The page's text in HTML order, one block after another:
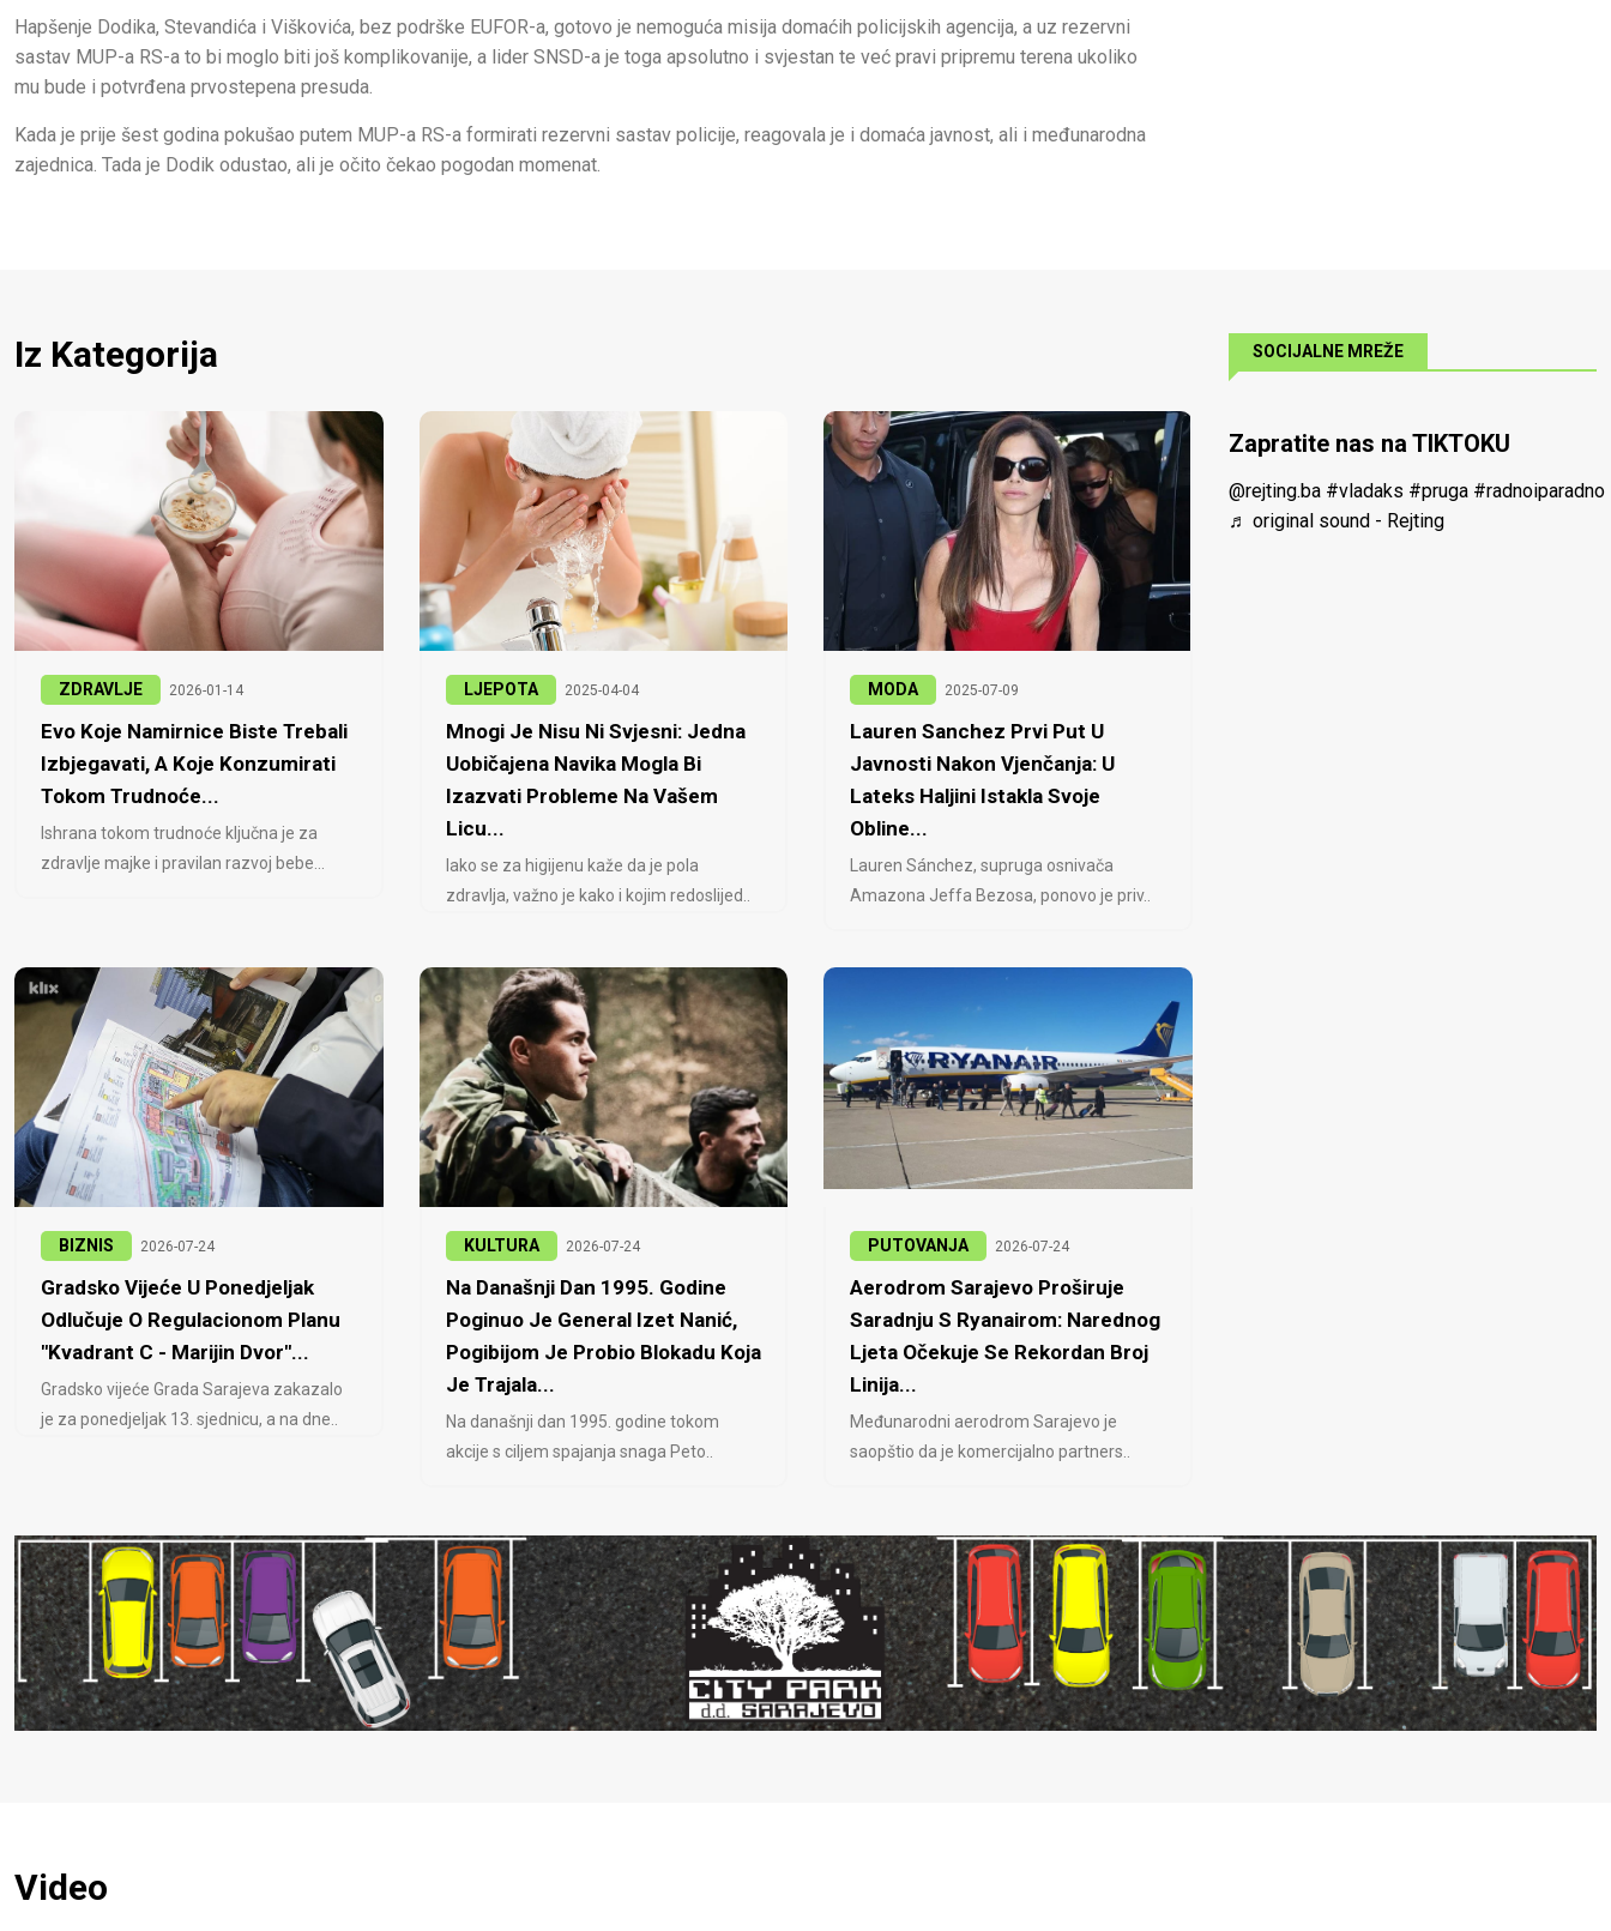
Hapšenje Dodika, Stevandića i Viškovića, bez podrške EUFOR-a, gotovo je nemoguća misija domaćih policijskih agencija, a uz rezervni
sastav MUP-a RS-a to bi moglo biti još komplikovanije, a lider SNSD-a je toga apsolutno i svjestan te već pravi pripremu terena ukoliko
mu bude i potvrđena prvostepena presuda.
Kada je prije šest godina pokušao putem MUP-a RS-a formirati rezervni sastav policije, reagovala je i domaća javnost, ali i međunarodna
zajednica. Tada je Dodik odustao, ali je očito čekao pogodan momenat.
Iz Kategorija
ZDRAVLJE 2026-01-14
Evo Koje Namirnice Biste Trebali
Izbjegavati, A Koje Konzumirati
Tokom Trudnoće...
Ishrana tokom trudnoće ključna je za
zdravlje majke i pravilan razvoj bebe...
LJEPOTA 2025-04-04
Mnogi Je Nisu Ni Svjesni: Jedna
Uobičajena Navika Mogla Bi
Izazvati Probleme Na Vašem
Licu...
Iako se za higijenu kaže da je pola
zdravlja, važno je kako i kojim redoslijed..
MODA 2025-07-09
Lauren Sanchez Prvi Put U
Javnosti Nakon Vjenčanja: U
Lateks Haljini Istakla Svoje
Obline...
Lauren Sánchez, supruga osnivača
Amazona Jeffa Bezosa, ponovo je priv..
BIZNIS 2026-07-24
Gradsko Vijeće U Ponedjeljak
Odlučuje O Regulacionom Planu
"Kvadrant C - Marijin Dvor"...
Gradsko vijeće Grada Sarajeva zakazalo
je za ponedjeljak 13. sjednicu, a na dne..
KULTURA 2026-07-24
Na Današnji Dan 1995. Godine
Poginuo Je General Izet Nanić,
Pogibijom Je Probio Blokadu Koja
Je Trajala...
Na današnji dan 1995. godine tokom
akcije s ciljem spajanja snaga Peto..
PUTOVANJA 2026-07-24
Aerodrom Sarajevo Proširuje
Saradnju S Ryanairom: Narednog
Ljeta Očekuje Se Rekordan Broj
Linija...
Međunarodni aerodrom Sarajevo je
saopštio da je komercijalno partners..
SOCIJALNE MREŽE
Zapratite nas na TIKTOKU
@rejting.ba #vladaks #pruga #radnoiparadno
♬ original sound - Rejting
Video